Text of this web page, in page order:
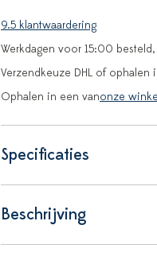
9.5 klantwaardering
Werkdagen voor 15:00
Verzendkeuze DHL of ophalen
Ophalen in een vanonze
Specificaties
Beschrijving